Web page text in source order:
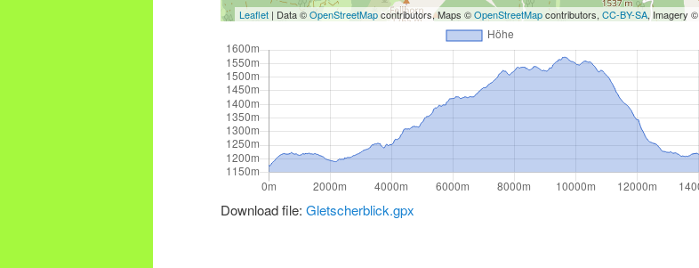
Leaflet | Data ©OpenStreetMapcontributors, Maps ©OpenStreetMapcontributors, CC-BY-SA, Imagery ©
Download file: Gletscherblick.gpx